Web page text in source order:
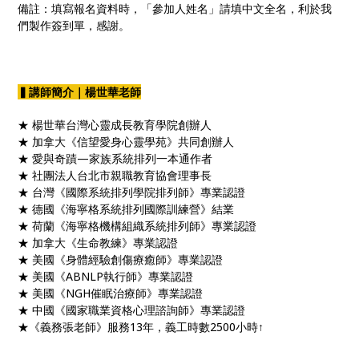
備註：填寫報名資料時，「參加人姓名」請填中文全名，利於我
們製作簽到單，感謝。
▍講師簡介｜楊世華老師
★ 楊世華台灣心靈成長教育學院創辦人
★ 加拿大《信望愛身心靈學苑》共同創辦人
★ 愛與奇蹟—家族系統排列一本通作者
★ 社團法人台北市親職教育協會理事長
★ 台灣《國際系統排列學院排列師》專業認證
★ 德國《海寧格系統排列國際訓練營》結業
★ 荷蘭《海寧格機構組織系統排列師》專業認證
★ 加拿大《生命教練》專業認證
★ 美國《身體經驗創傷療癒師》專業認證
★ 美國《ABNLP執行師》專業認證
★ 美國《NGH催眠治療師》專業認證
★ 中國《國家職業資格心理諮詢師》專業認證
★《義務張老師》服務13年，義工時數2500小時↑